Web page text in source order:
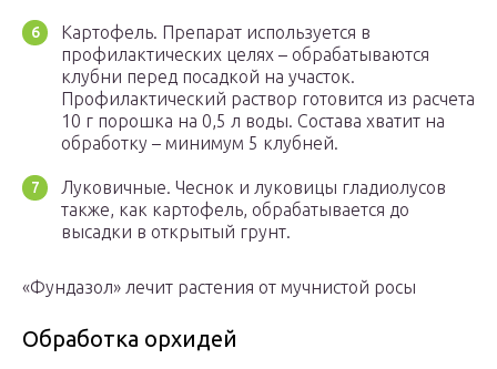
Картофель. Препарат используется в
профилактических целях – обрабатываются
клубни перед посадкой на участок.
Профилактический раствор готовится из расчета
10 г порошка на 0,5 л воды. Состава хватит на
обработку – минимум 5 клубней.
Луковичные. Чеснок и луковицы гладиолусов
также, как картофель, обрабатывается до
высадки в открытый грунт.
«Фундазол» лечит растения от мучнистой росы
Обработка орхидей